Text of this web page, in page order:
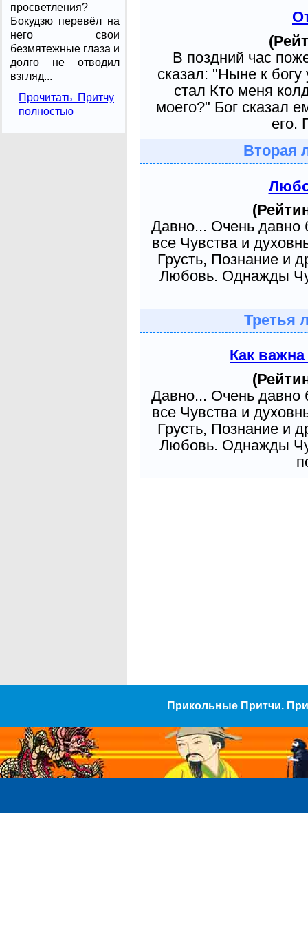
просветления?
Бокудзю перевёл на
него свои
безмятежные глаза и
долго не отводил
взгляд...
Прочитать Притчу
полностью
В поздний час
сказал: "Ныне к
стал Кто меня
моего?" Бог сказал
его.
Вторая
Давно... Очень давно
все Чувства и
Грусть, Познание и
Любовь. Однажды
Третья
Как
Давно... Очень давно
все Чувства и
Грусть, Познание и
Любовь. Однажды
Прикольные Притчи.